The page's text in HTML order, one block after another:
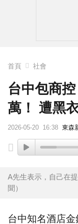
首頁 社會
台中包商
萬！ 遭黑
2026-05-20 16:38 東森
A先生表示，自己在
聞）
台中知名酒店金